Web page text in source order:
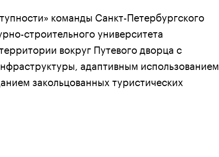
команды Санкт-Петербургского
строительного университета
вокруг Путевого дворца с
адаптивным использованием
закольцованных туристических